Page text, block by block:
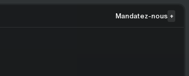
Mandatez-nous +